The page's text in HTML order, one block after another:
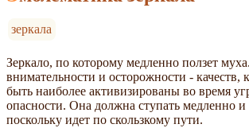
зеркала
Зеркало, по которому медленно ползет
внимательности и осторожности -
быть наиболее активизированы во время
опасности. Она должна ступать медленно
поскольку идет по скользкому пути.